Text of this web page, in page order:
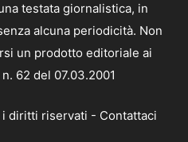
testata giornalistica, in
alcuna periodicità. Non
un prodotto editoriale ai
62 del 07.03.2001
diritti riservati - Contattaci